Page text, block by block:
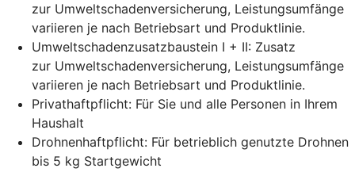
zur Umweltschadenversicherung, Leistungsumfänge
variieren je nach Betriebsart und Produktlinie.
Umweltschadenzusatzbaustein I + II: Zusatz
zur Umweltschadenversicherung, Leistungsumfänge
variieren je nach Betriebsart und Produktlinie.
Privathaftpflicht: Für Sie und alle Personen in Ihrem
Haushalt
Drohnenhaftpflicht: Für betrieblich genutzte Drohnen
bis 5 kg Startgewicht